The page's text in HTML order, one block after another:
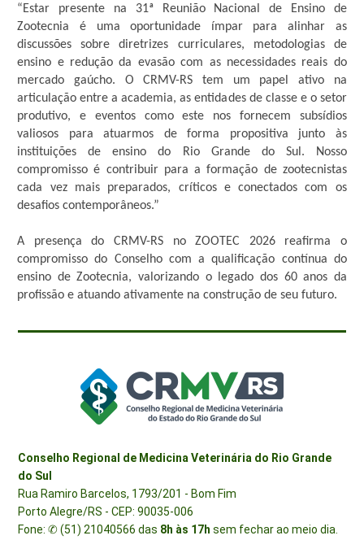
“Estar presente na 31ª Reunião Nacional de Ensino de
Zootecnia é uma oportunidade ímpar para alinhar as
discussões sobre diretrizes curriculares, metodologias de
ensino e redução da evasão com as necessidades reais do
mercado gaúcho. O CRMV-RS tem um papel ativo na
articulação entre a academia, as entidades de classe e o setor
produtivo, e eventos como este nos fornecem subsídios
valiosos para atuarmos de forma propositiva junto às
instituições de ensino do Rio Grande do Sul. Nosso
compromisso é contribuir para a formação de zootecnistas
cada vez mais preparados, críticos e conectados com os
desafios contemporâneos.”
A presença do CRMV-RS no ZOOTEC 2026 reafirma o
compromisso do Conselho com a qualificação contínua do
ensino de Zootecnia, valorizando o legado dos 60 anos da
profissão e atuando ativamente na construção de seu futuro.
Conselho Regional de Medicina Veterinária do Rio Grande
do Sul
Rua Ramiro Barcelos, 1793/201 - Bom Fim
Porto Alegre/RS - CEP: 90035-006
Fone: ✆ (51) 21040566 das 8h às 17h sem fechar ao meio dia.